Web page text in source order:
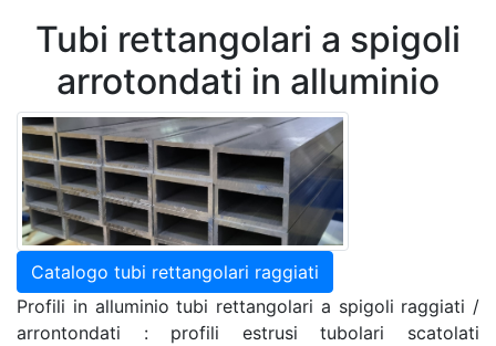
Tubi rettangolari a spigoli
arrotondati in alluminio
Catalogo tubi rettangolari raggiati
Profili in alluminio tubi rettangolari a spigoli raggiati /
arrontondati : profili estrusi tubolari scatolati